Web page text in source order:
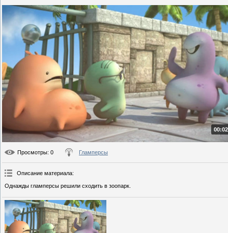
Просмотры: 0 Гламперсы
Описание материала:
Однажды гламперсы решили сходить в зоопарк.